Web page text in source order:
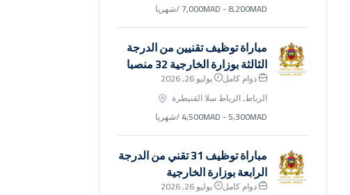
7,000MAD - 8,200MAD/شهريا
مباراة توظيف تقنيين من الدرجة
الثالثة بوزارة الخارجية 32 منصبا
دوام كامل
يوليو 26, 2026
الرباط, الرباط سلا القنيطرة
4,500MAD - 5,300MAD/شهريا
مباراة توظيف 31 تقني من الدرجة
الرابعة بوزارة الخارجية
دوام كامل
يوليو 26, 2026